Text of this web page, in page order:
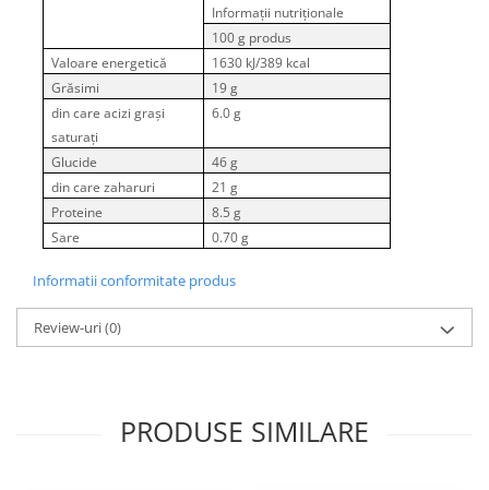
Informații nutriționale
100 g produs
Valoare energetică
1630 kJ/389 kcal
Grăsimi
19 g
din care acizi grași
saturați
6.0 g
Glucide
46 g
din care zaharuri
21 g
Proteine
8.5 g
Sare
0.70 g
Informatii conformitate produs
Review-uri(0)
PRODUSE SIMILARE